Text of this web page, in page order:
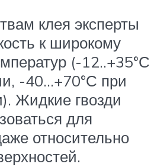
клея эксперты
к широкому
(-12..+35°С
-40…+70°С при
Жидкие гвозди
для
относительно